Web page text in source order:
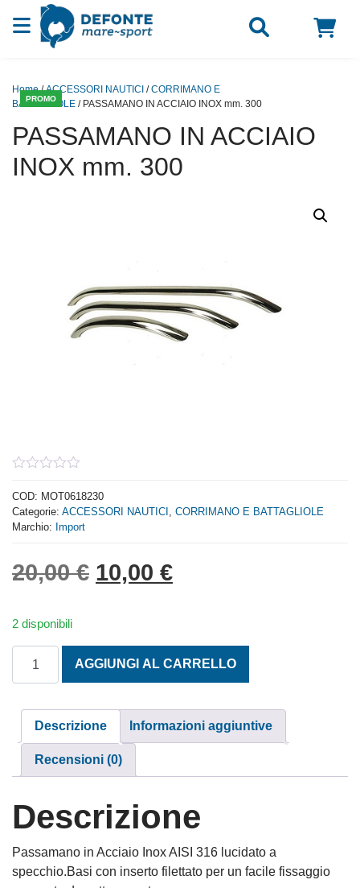
Vai al contenuto
PROMO
Home/ACCESSORI NAUTICI /CORRIMANO E
BATTAGLIOLE / PASSAMANO IN ACCIAIO INOX mm. 300
PASSAMANO IN ACCIAIO
INOX mm. 300
out
of
5
COD: MOT0618230
Categorie: ACCESSORI NAUTICI , CORRIMANO E BATTAGLIOLE
Marchio: Import
20,00€ Il prezzo originale era:
10,00 €Il prezzo attuale
2 disponibili
AGGIUNGI AL CARRELLO
Descrizione Informazioni aggiuntive
Recensioni (0)
Descrizione
Passamano in Acciaio Inox AISI 316 lucidato a
specchio.Basi con inserto filettato per un facile fissaggio